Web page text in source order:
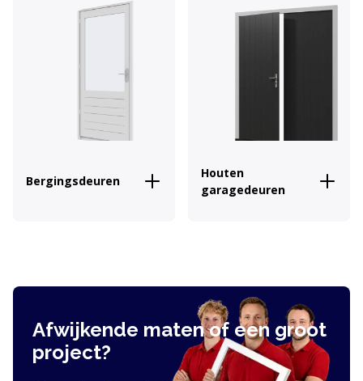
Bergingsdeuren
Houten
garagedeuren
Afwijkende maten of een groot
project?